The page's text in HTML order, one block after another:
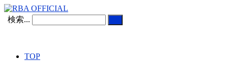
検索...
TOP